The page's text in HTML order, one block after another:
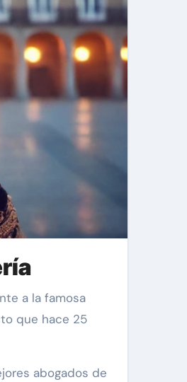
a la famosa
que hace 25
abogados de